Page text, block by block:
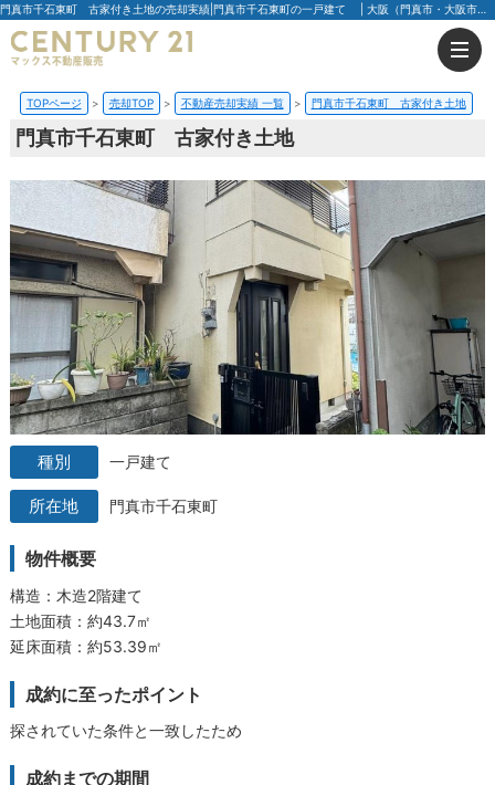
門真市千石東町 古家付き土地の売却実績|門真市千石東町の一戸建て | 大阪（門真市・大阪市・豊中市）の不動産はセンチュリー21マックス不動産販売
TOPページ 売却TOP 不動産売却実績 一覧 門真市千石東町 古家付き土地
門真市千石東町 古家付き土地
一戸建て
門真市千石東町
物件概要
構造：木造2階建て
土地面積：約43.7㎡
延床面積：約53.39㎡
成約に至ったポイント
探されていた条件と一致したため
成約までの期間